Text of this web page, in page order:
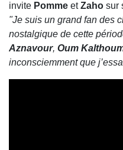
invite Pomme etZaho sur
"Je suis un grand fan des
nostalgique de cette
Aznavour, Oum
inconsciemment que